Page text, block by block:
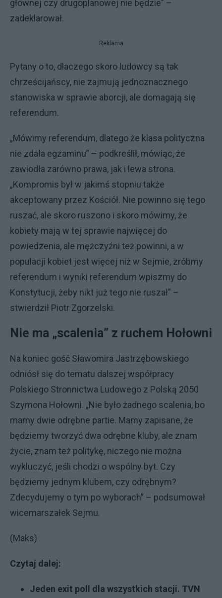
głównej czy drugoplanowej nie będzie" –
zadeklarował.
Reklama
Pytany o to, dlaczego skoro ludowcy są tak
chrześcijańscy, nie zajmują jednoznacznego
stanowiska w sprawie aborcji, ale domagają się
referendum.
„Mówimy referendum, dlatego że klasa polityczna
nie zdała egzaminu” – podkreślił, mówiąc, że
zawiodła zarówno prawa, jak i lewa strona.
„Kompromis był w jakimś stopniu także
akceptowany przez Kościół. Nie powinno się tego
ruszać, ale skoro ruszono i skoro mówimy, że
kobiety mają w tej sprawie najwięcej do
powiedzenia, ale mężczyźni też powinni, a w
populacji kobiet jest więcej niż w Sejmie, zróbmy
referendum i wyniki referendum wpiszmy do
Konstytucji, żeby nikt już tego nie ruszał” –
stwierdził Piotr Zgorzelski.
Nie ma „scalenia” z ruchem Hołowni
Na koniec gość Sławomira Jastrzębowskiego
odniósł się do tematu dalszej współpracy
Polskiego Stronnictwa Ludowego z Polską 2050
Szymona Hołowni. „Nie było żadnego scalenia, bo
mamy dwie odrębne partie. Mamy zapisane, że
będziemy tworzyć dwa odrębne kluby, ale znam
życie, znam też politykę, niczego nie można
wykluczyć, jeśli chodzi o wspólny byt. Czy
będziemy jednym klubem, czy odrębnym?
Zdecydujemy o tym po wyborach” – podsumował
wicemarszałek Sejmu.
(Maks)
Czytaj dalej:
Jeden exit poll dla wszystkich stacji. TVN